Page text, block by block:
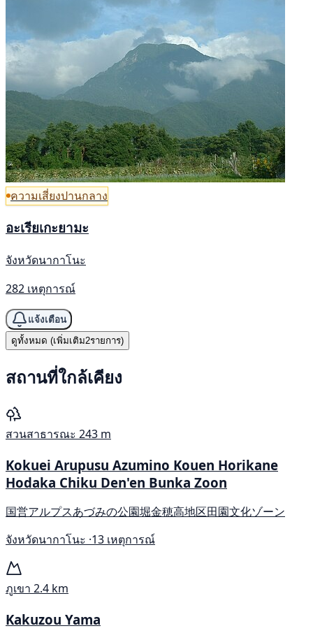
ความเสี่ยงปานกลาง
อะเรียเกะยามะ
จังหวัดนากาโนะ
282 เหตุการณ์
แจ้งเตือน
ดูทั้งหมด (เพิ่มเติม2รายการ)
สถานที่ใกล้เคียง
สวนสาธารณะ 243 m
Kokuei Arupusu Azumino Kouen Horikane
Hodaka Chiku Den'en Bunka Zoon
国営アルプスあづみの公園堀金穂高地区田園文化ゾーン
จังหวัดนากาโนะ ·13 เหตุการณ์
ภูเขา 2.4 km
Kakuzou Yama